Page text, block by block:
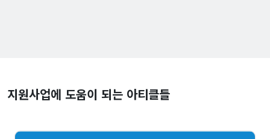
지원사업에 도움이 되는 아티클들